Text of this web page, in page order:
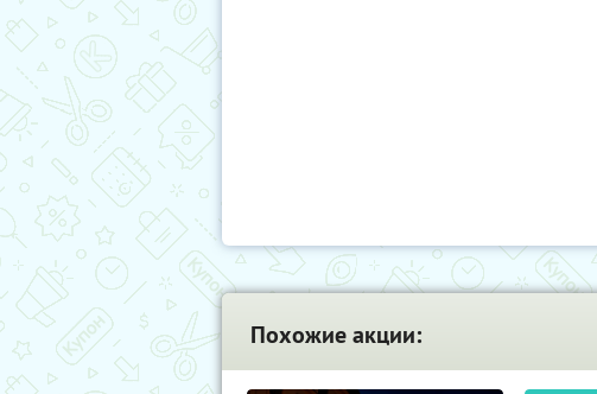
Похожие акции: